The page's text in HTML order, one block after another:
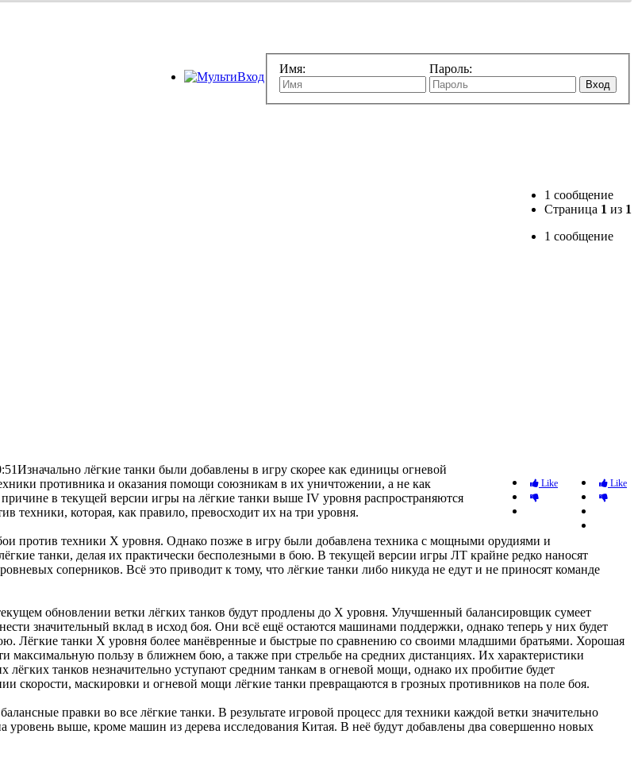
Имя: Пароль:
Вход
1 сообщение
Страница 1 из 1
1 сообщение
Like
Like
Изначально лёгкие танки были добавлены в игру скорее как единицы огневой
противника и оказания помощи союзникам в их уничтожении, а не как
в текущей версии игры на лёгкие танки выше IV уровня распространяются
техники, которая, как правило, превосходит их на три уровня.
против техники X уровня. Однако позже в игру были добавлена техника с мощными орудиями и
танки, делая их практически бесполезными в бою. В текущей версии игры ЛТ крайне редко наносят
соперников. Всё это приводит к тому, что лёгкие танки либо никуда не едут и не приносят команде
обновлении ветки лёгких танков будут продлены до X уровня. Улучшенный балансировщик сумеет
значительный вклад в исход боя. Они всё ещё остаются машинами поддержки, однако теперь у них будет
Лёгкие танки X уровня более манёвренные и быстрые по сравнению со своими младшими братьями. Хорошая
максимальную пользу в ближнем бою, а также при стрельбе на средних дистанциях. Их характеристики
танков незначительно уступают средним танкам в огневой мощи, однако их пробитие будет
скорости, маскировки и огневой мощи лёгкие танки превращаются в грозных противников на поле боя.
правки во все лёгкие танки. В результате игровой процесс для техники каждой ветки значительно
уровень выше, кроме машин из дерева исследования Китая. В неё будут добавлены два совершенно новых